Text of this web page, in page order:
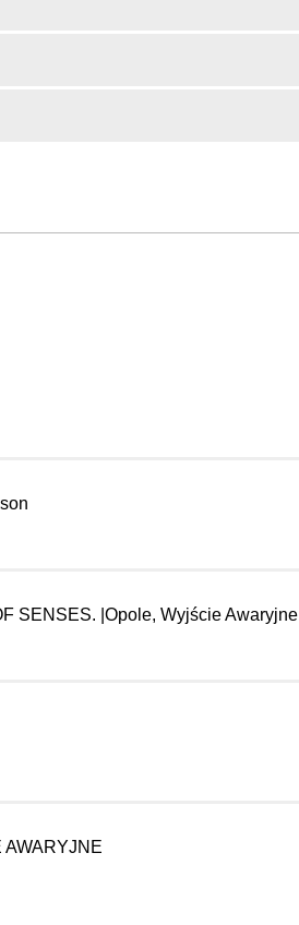
SENSES. |Opole, Wyjście Awaryjne
AWARYJNE